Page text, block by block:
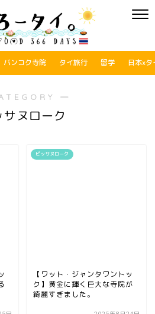
バンコク寺院 タイ旅行 留学 日本xタ
―
サヌローク
ピッサヌローク
【ワット・ジャンタワントッ
ク】黄金に輝く巨大な寺院が
綺麗すぎました。